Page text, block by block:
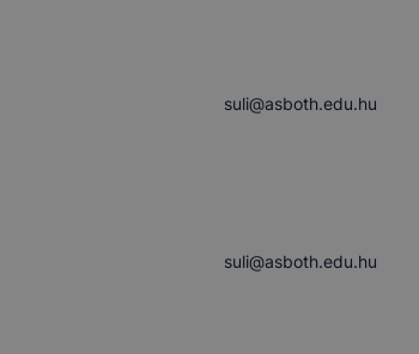
suli​@asboth.edu.hu
suli​@asboth.edu.hu